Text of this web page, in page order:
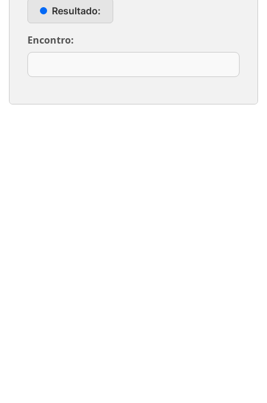
Resultado:
Encontro: